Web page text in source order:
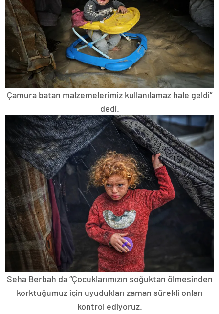
Çamura batan malzemelerimiz kullanılamaz hale geldi”
dedi.
Seha Berbah da “Çocuklarımızın soğuktan ölmesinden
korktuğumuz için uyudukları zaman sürekli onları
kontrol ediyoruz.